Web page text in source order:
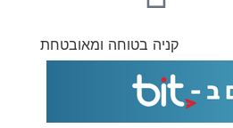
קניה בטוחה ומאובטחת